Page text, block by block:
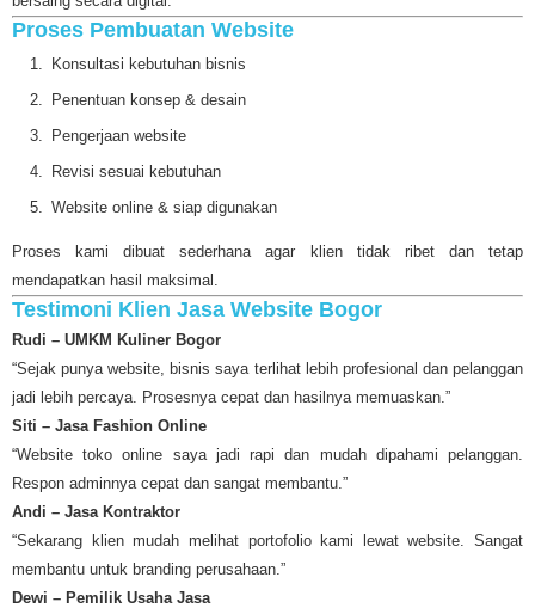
Proses Pembuatan Website
Konsultasi kebutuhan bisnis
Penentuan konsep & desain
Pengerjaan website
Revisi sesuai kebutuhan
Website online & siap digunakan
Proses kami dibuat sederhana agar klien tidak ribet dan tetap
mendapatkan hasil maksimal.
Testimoni Klien Jasa Website Bogor
Rudi – UMKM Kuliner Bogor
“Sejak punya website, bisnis saya terlihat lebih profesional dan pelanggan
jadi lebih percaya. Prosesnya cepat dan hasilnya memuaskan.”
Siti – Jasa Fashion Online
“Website toko online saya jadi rapi dan mudah dipahami pelanggan.
Respon adminnya cepat dan sangat membantu.”
Andi – Jasa Kontraktor
“Sekarang klien mudah melihat portofolio kami lewat website. Sangat
membantu untuk branding perusahaan.”
Dewi – Pemilik Usaha Jasa